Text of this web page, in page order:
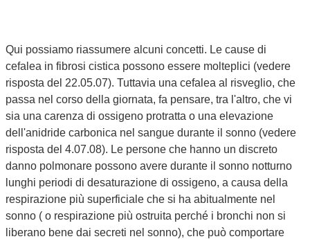
Qui possiamo riassumere alcuni concetti. Le cause di
cefalea in fibrosi cistica possono essere molteplici (vedere
risposta del 22.05.07). Tuttavia una cefalea al risveglio, che
passa nel corso della giornata, fa pensare, tra l'altro, che vi
sia una carenza di ossigeno protratta o una elevazione
dell'anidride carbonica nel sangue durante il sonno (vedere
risposta del 4.07.08). Le persone che hanno un discreto
danno polmonare possono avere durante il sonno notturno
lunghi periodi di desaturazione di ossigeno, a causa della
respirazione più superficiale che si ha abitualmente nel
sonno ( o respirazione più ostruita perché i bronchi non si
liberano bene dai secreti nel sonno), che può comportare